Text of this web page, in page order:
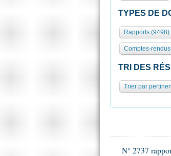
TYPES DE
Rapports (9498)
Comptes-
TRI DES
Trier par
N° 2737